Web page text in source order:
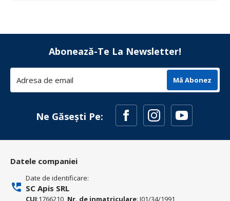
Abonează-Te La Newsletter!
Mă Abonez
Ne Găsești Pe:
Datele companiei
Date de identificare:
SC Apis SRL
CUI:1766210, Nr. de inmatriculare: J01/34/1991